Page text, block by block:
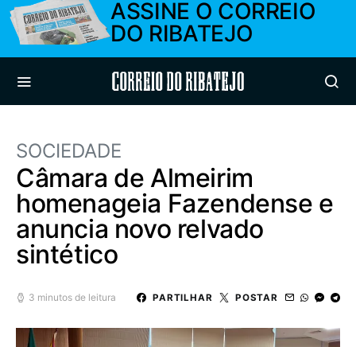
ASSINE O CORREIO
DO RIBATEJO
Correio do Ribatejo
SOCIEDADE
Câmara de Almeirim
homenageia Fazendense e
anuncia novo relvado
sintético
3 minutos de leitura PARTILHAR POSTAR